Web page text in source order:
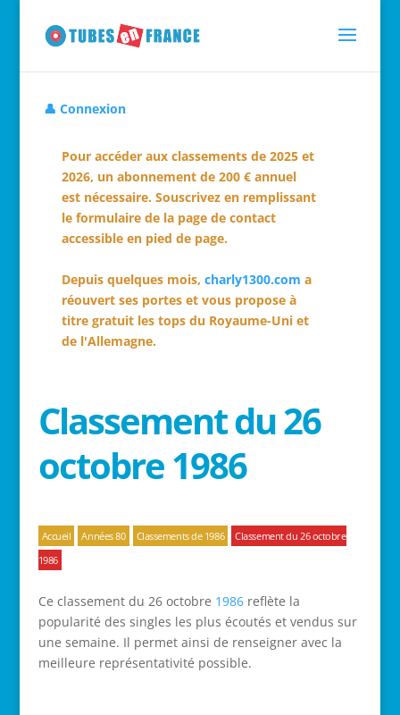
👤 Connexion
Pour accéder aux classements de 2025 et
2026, un abonnement de 200 € annuel
est nécessaire. Souscrivez en remplissant
le formulaire de la page de contact
accessible en pied de page.
Depuis quelques mois, charly1300.com a
réouvert ses portes et vous propose à
titre gratuit les tops du Royaume-Uni et
de l'Allemagne.
Classement du 26
octobre 1986
Accueil Années 80 Classements de 1986
Classement du 26 octobre
1986
Ce classement du 26 octobre 1986reflète la
popularité des singles les plus écoutés et vendus sur
une semaine. Il permet ainsi de renseigner avec la
meilleure représentativité possible.